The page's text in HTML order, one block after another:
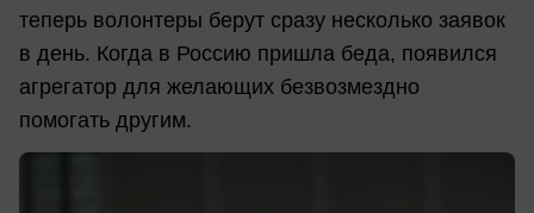
теперь волонтеры берут сразу несколько заявок
в день. Когда в Россию пришла беда, появился
агрегатор для желающих безвозмездно
помогать другим.